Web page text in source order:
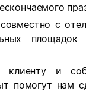
с
и
помогут нам